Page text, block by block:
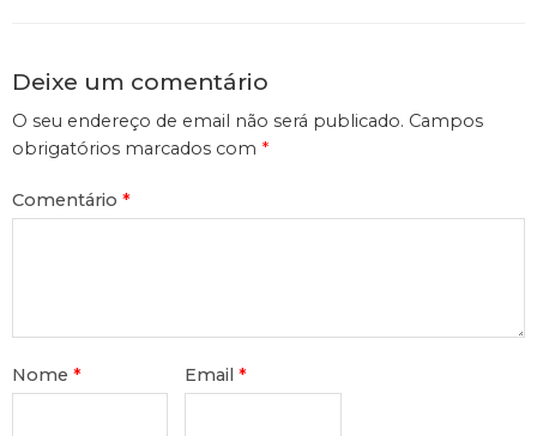
Deixe um comentário
O seu endereço de email não será publicado. Campos
obrigatórios marcados com *
Comentário *
Nome * Email*